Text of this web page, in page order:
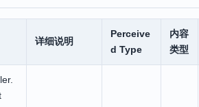
详细说明
Perceive
d Type
内容
类型